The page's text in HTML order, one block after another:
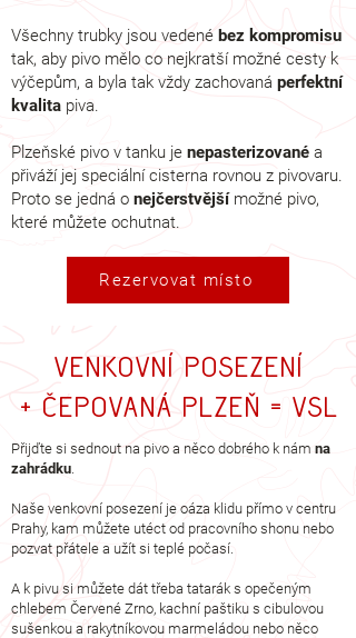
Všechny trubky jsou vedené bez kompromisu
tak, aby pivo mělo co nejkratší možné cesty k
výčepům, a byla tak vždy zachovaná perfektní
kvalita piva.
Plzeňské pivo v tanku je nepasterizované a
přiváží jej speciální cisterna rovnou z pivovaru.
Proto se jedná o nejčerstvějšímožné pivo,
které můžete ochutnat.
Rezervovat místo
Venkovní posezení
+ čepovaná plzeň = VSL
Přijďte si sednout na pivo a něco dobrého k nám na
zahrádku.
Naše venkovní posezení je oáza klidu přímo v centru
Prahy, kam můžete utéct od pracovního shonu nebo
pozvat přátele a užít si teplé počasí.
A k pivu si můžete dát třeba tatarák s opečeným
chlebem Červené Zrno, kachní paštiku s cibulovou
sušenkou a rakytníkovou marmeládou nebo něco